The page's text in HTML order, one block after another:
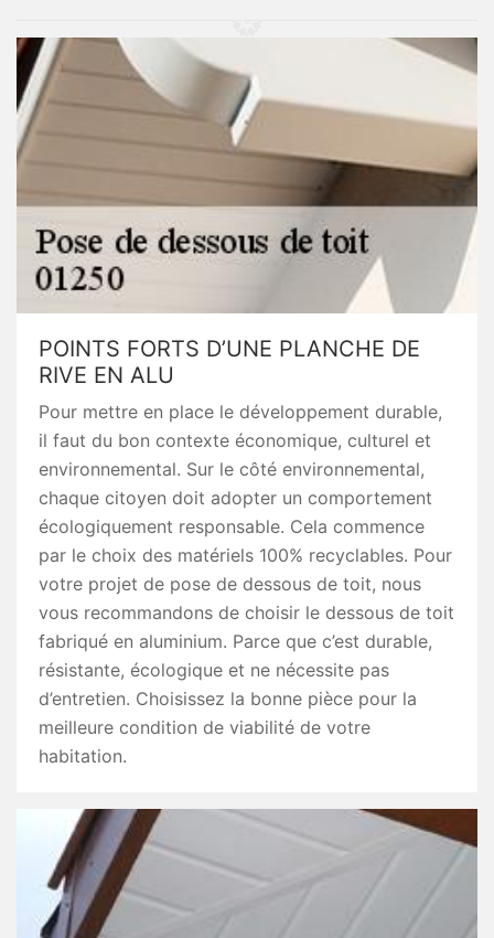
POINTS FORTS D’UNE PLANCHE DE
RIVE EN ALU
Pour mettre en place le développement durable,
il faut du bon contexte économique, culturel et
environnemental. Sur le côté environnemental,
chaque citoyen doit adopter un comportement
écologiquement responsable. Cela commence
par le choix des matériels 100% recyclables. Pour
votre projet de pose de dessous de toit, nous
vous recommandons de choisir le dessous de toit
fabriqué en aluminium. Parce que c’est durable,
résistante, écologique et ne nécessite pas
d’entretien. Choisissez la bonne pièce pour la
meilleure condition de viabilité de votre
habitation.